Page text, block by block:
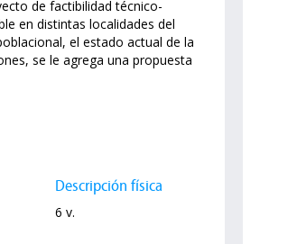
de factibilidad técnico-
en distintas localidades del
el estado actual de la
se le agrega una propuesta
Descripción física
6 v.